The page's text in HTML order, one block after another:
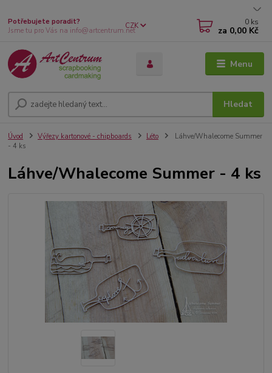
Menu
CZK
Hledat
Potřebujete poradit?
Jsme tu pro Vás na info@artcentrum.net
0 ks
za 0,00 Kč
Úvod Výřezy kartonové - chipboards Léto
Láhve/Whalecome Summer
- 4 ks
Láhve/Whalecome Summer - 4 ks